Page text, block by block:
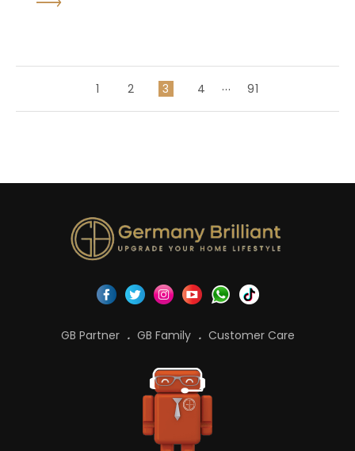
terlihat kecil dan sederhana, kamar mandi akan
aksesoris kamar mandi tidak sama seperti saat
memilih aksesoris di ruan...
1 2 3 4 ... 91
GB Partner GB Family Customer Care